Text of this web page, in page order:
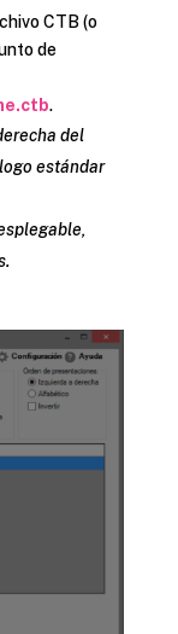
CTB (o
de
.
del
estándar